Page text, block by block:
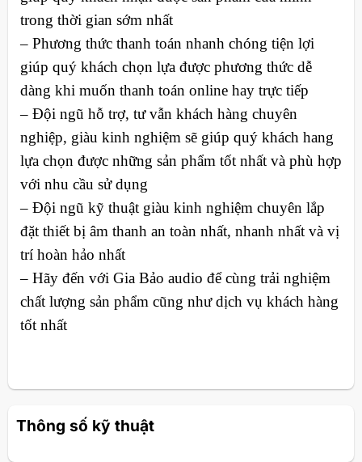
trong thời gian sớm nhất
– Phương thức thanh toán nhanh chóng tiện lợi
giúp quý khách chọn lựa được phương thức dễ
dàng khi muốn thanh toán online hay trực tiếp
– Đội ngũ hỗ trợ, tư vẫn khách hàng chuyên
nghiệp, giàu kinh nghiệm sẽ giúp quý khách hang
lựa chọn được những sản phẩm tốt nhất và phù hợp
với nhu cầu sử dụng
– Đội ngũ kỹ thuật giàu kinh nghiệm chuyên lắp
đặt thiết bị âm thanh an toàn nhất, nhanh nhất và vị
trí hoàn hảo nhất
– Hãy đến với Gia Bảo audio để cùng trải nghiệm
chất lượng sản phẩm cũng như dịch vụ khách hàng
tốt nhất
Thông số kỹ thuật